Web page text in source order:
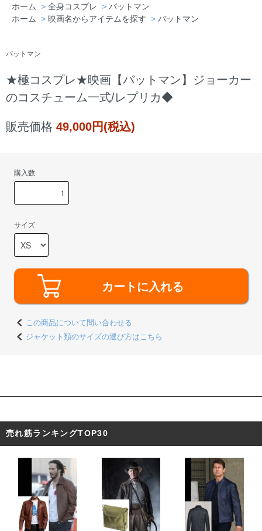
すぎて使うのがもったいないです。」
ホーム > 全身コスプレ > バットマン
ホーム > 映画名からアイテムを探す > バットマン
バットマン
★極コスプレ★映画【バットマン】ジョーカー
のコスチューム一式/レプリカ◆
販売価格 49,000円(税込)
購入数
サイズ
カートに入れる
この商品について問い合わせる
ジャケット類のサイズの選び方はこちら
売れ筋ランキングTOP30